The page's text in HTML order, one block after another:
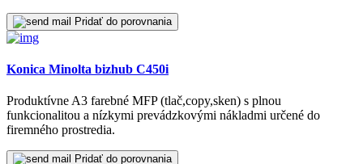
Pridať do porovnania
Konica Minolta bizhub C450i
Produktívne A3 farebné MFP (tlač,copy,sken) s plnou
funkcionalitou a nízkymi prevádzkovými nákladmi určené do
firemného prostredia.
Pridať do porovnania